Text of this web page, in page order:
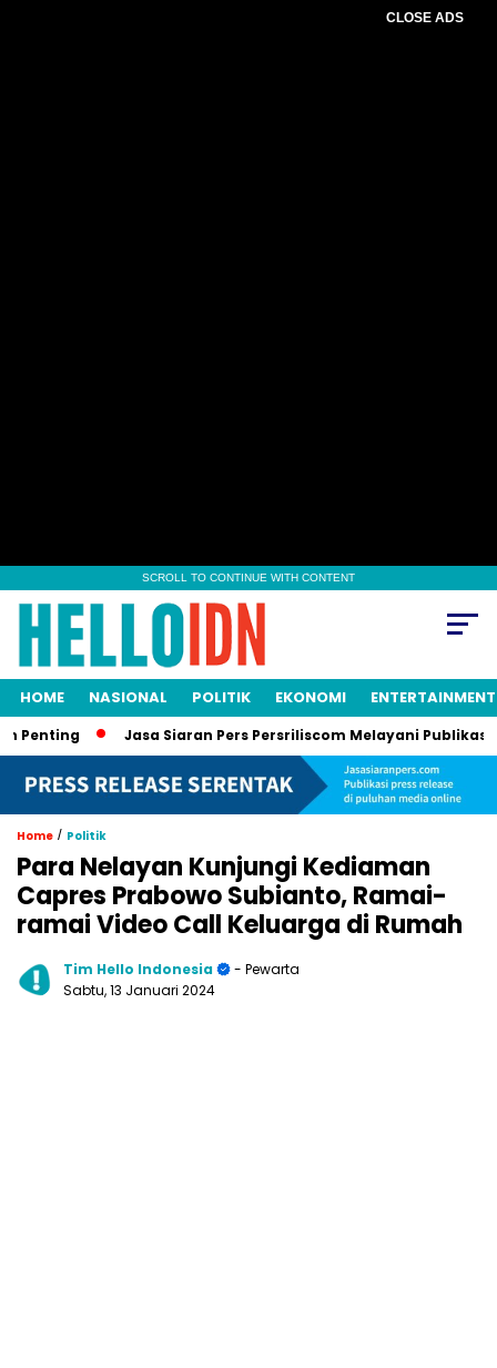
CLOSE ADS
SCROLL TO CONTINUE WITH CONTENT
HOME NASIONAL POLITIK EKONOMI ENTERTAINMENT
Jasa Siaran Pers Persriliscom Melayani Publikasi ke
Home / Politik
Para Nelayan Kunjungi Kediaman
Capres Prabowo Subianto, Ramai-
ramai Video Call Keluarga di Rumah
Tim Hello Indonesia
- Pewarta
Sabtu, 13 Januari 2024